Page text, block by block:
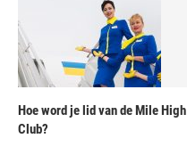
Hoe word je lid van de Mile High
Club?